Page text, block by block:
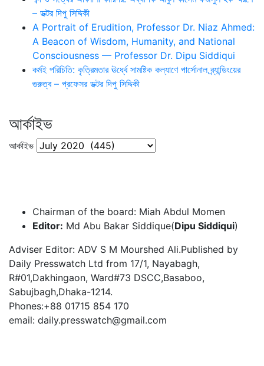
– ডক্টর দিপু সিদ্দিকী
A Portrait of Erudition, Professor Dr. Niaz Ahmed:
A Beacon of Wisdom, Humanity, and National
Consciousness — Professor Dr. Dipu Siddiqui
কর্মই পরিচিতি: কৃত্রিমতার ঊর্ধ্বে সামষ্টিক কল্যাণে পার্সোনাল ব্র্যান্ডিংয়ের
গুরুত্ব – প্রফেসর ডক্টর দিপু সিদ্দিকী
আর্কাইভ
আর্কাইভ
Chairman of the board: Miah Abdul Momen
Editor: Md Abu Bakar Siddique(Dipu Siddiqui)
Adviser Editor: ADV S M Mourshed Ali.Published by
Daily Presswatch Ltd from 17/1, Nayabagh,
R#01,Dakhingaon, Ward#73 DSCC,Basaboo,
Sabujbagh,Dhaka-1214.
Phones:+88 01715 854 170
email: daily.presswatch@gmail.com